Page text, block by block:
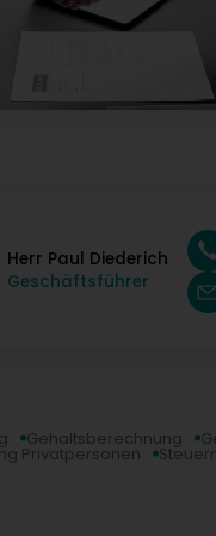
Herr Paul Diederich
Geschäftsführer
Gehaltsberechnung
Privatpersonen